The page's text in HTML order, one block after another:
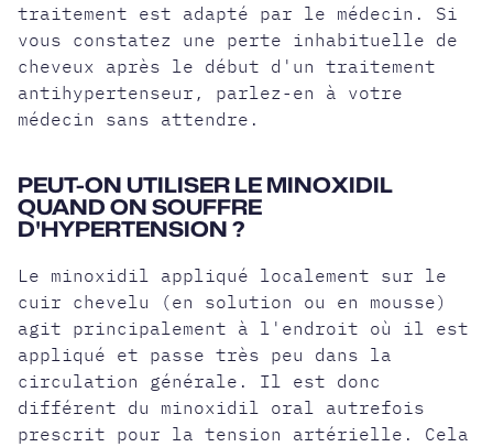
traitement est adapté par le médecin. Si
vous constatez une perte inhabituelle de
cheveux après le début d'un traitement
antihypertenseur, parlez-en à votre
médecin sans attendre.
PEUT-ON UTILISER LE MINOXIDIL
QUAND ON SOUFFRE
D'HYPERTENSION ?
Le minoxidil appliqué localement sur le
cuir chevelu (en solution ou en mousse)
agit principalement à l'endroit où il est
appliqué et passe très peu dans la
circulation générale. Il est donc
différent du minoxidil oral autrefois
prescrit pour la tension artérielle. Cela